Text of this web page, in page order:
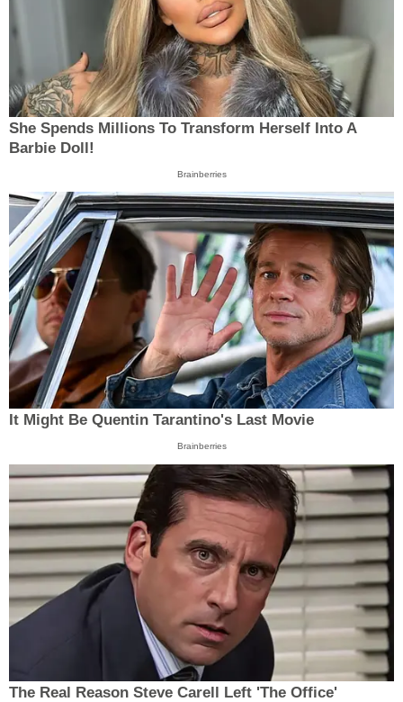
She Spends Millions To Transform Herself Into A
Barbie Doll!
Brainberries
It Might Be Quentin Tarantino's Last Movie
Brainberries
The Real Reason Steve Carell Left 'The Office'